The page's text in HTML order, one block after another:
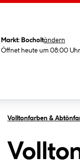
Markt: Bocholtändern
Öffnet heute um 08:00 Uhr
Volltonfarben &